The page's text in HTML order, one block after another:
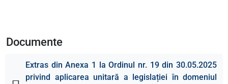
Documente
Extras din Anexa 1 la Ordinul nr. 19 din 30.05.2025
privind aplicarea unitară a legislației în domeniul